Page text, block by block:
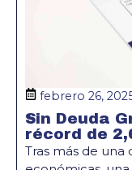
febrero 26,
Sin Deuda
récord de
Tras más de